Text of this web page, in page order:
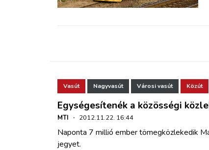
Vasút Nagyvasút Városi vasút Közút
Egységesítenék a közösségi
MTI · 2012.11.22. 16:44
Naponta 7 millió ember tömegközlekedik
jegyet.